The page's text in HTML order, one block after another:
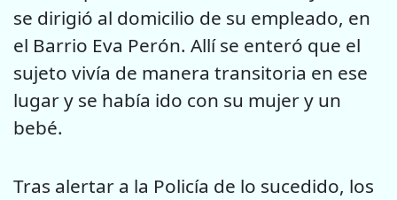
se dirigió al domicilio de su empleado, en
el Barrio Eva Perón. Allí se enteró que el
sujeto vivía de manera transitoria en ese
lugar y se había ido con su mujer y un
bebé.
Tras alertar a la Policía de lo sucedido, los